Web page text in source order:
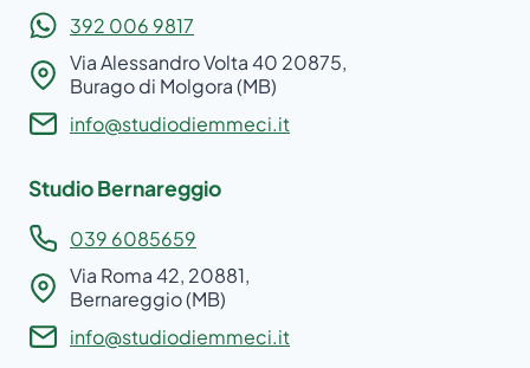
392 006 9817
Via Alessandro Volta 40 20875,
Burago di Molgora (MB)
info@studiodiemmeci.it
Studio Bernareggio
039 6085659
Via Roma 42, 20881,
Bernareggio (MB)
info@studiodiemmeci.it